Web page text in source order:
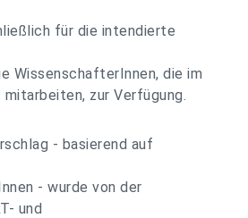
für die intendierte
WissenschafterInnen, die im
zur Verfügung.
- basierend auf
- wurde von der
und